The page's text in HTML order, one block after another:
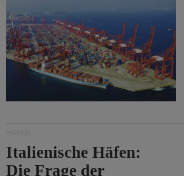
Italienische Häfen:
Die Frage der